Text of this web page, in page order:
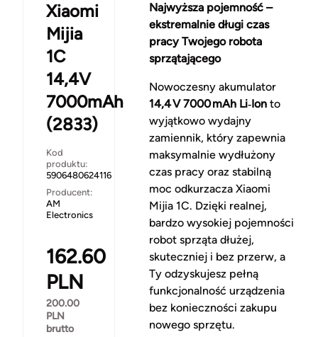
Xiaomi
Mijia
1C
14,4V
7000mAh
(2833)
Kod
produktu:
5906480624116
Producent:
AM
Electronics
162.60
PLN
200.00
PLN
brutto
Najwyższa pojemność –
ekstremalnie długi czas
pracy Twojego robota
sprzątającego
Nowoczesny akumulator
14,4 V 7000 mAh Li‑Ionto
wyjątkowo wydajny
zamiennik, który zapewnia
maksymalnie wydłużony
czas pracy oraz stabilną
moc odkurzacza Xiaomi
Mijia 1C. Dzięki realnej,
bardzo wysokiej pojemności
robot sprząta dłużej,
skuteczniej i bez przerw, a
Ty odzyskujesz pełną
funkcjonalność urządzenia
bez konieczności zakupu
nowego sprzętu.